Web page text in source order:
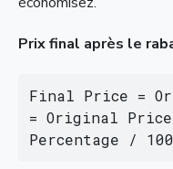
Prix final après le
Final Price =
= Original
Percentage /